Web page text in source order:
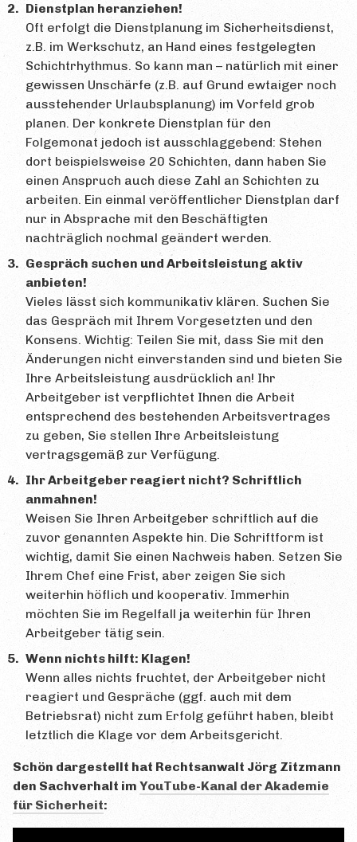
Dienstplan heranziehen!
Oft erfolgt die Dienstplanung im Sicherheitsdienst,
z.B. im Werkschutz, an Hand eines festgelegten
Schichtrhythmus. So kann man – natürlich mit einer
gewissen Unschärfe (z.B. auf Grund ewtaiger noch
ausstehender Urlaubsplanung) im Vorfeld grob
planen. Der konkrete Dienstplan für den
Folgemonat jedoch ist ausschlaggebend: Stehen
dort beispielsweise 20 Schichten, dann haben Sie
einen Anspruch auch diese Zahl an Schichten zu
arbeiten. Ein einmal veröffentlicher Dienstplan darf
nur in Absprache mit den Beschäftigten
nachträglich nochmal geändert werden.
Gespräch suchen und Arbeitsleistung aktiv
anbieten!
Vieles lässt sich kommunikativ klären. Suchen Sie
das Gespräch mit Ihrem Vorgesetzten und den
Konsens. Wichtig: Teilen Sie mit, dass Sie mit den
Änderungen nicht einverstanden sind und bieten Sie
Ihre Arbeitsleistung ausdrücklich an! Ihr
Arbeitgeber ist verpflichtet Ihnen die Arbeit
entsprechend des bestehenden Arbeitsvertrages
zu geben, Sie stellen Ihre Arbeitsleistung
vertragsgemäß zur Verfügung.
Ihr Arbeitgeber reagiert nicht? Schriftlich
anmahnen!
Weisen Sie Ihren Arbeitgeber schriftlich auf die
zuvor genannten Aspekte hin. Die Schriftform ist
wichtig, damit Sie einen Nachweis haben. Setzen Sie
Ihrem Chef eine Frist, aber zeigen Sie sich
weiterhin höflich und kooperativ. Immerhin
möchten Sie im Regelfall ja weiterhin für Ihren
Arbeitgeber tätig sein.
Wenn nichts hilft: Klagen!
Wenn alles nichts fruchtet, der Arbeitgeber nicht
reagiert und Gespräche (ggf. auch mit dem
Betriebsrat) nicht zum Erfolg geführt haben, bleibt
letztlich die Klage vor dem Arbeitsgericht.
Schön dargestellt hat Rechtsanwalt Jörg Zitzmann
den Sachverhalt im YouTube-Kanal der Akademie
für Sicherheit: